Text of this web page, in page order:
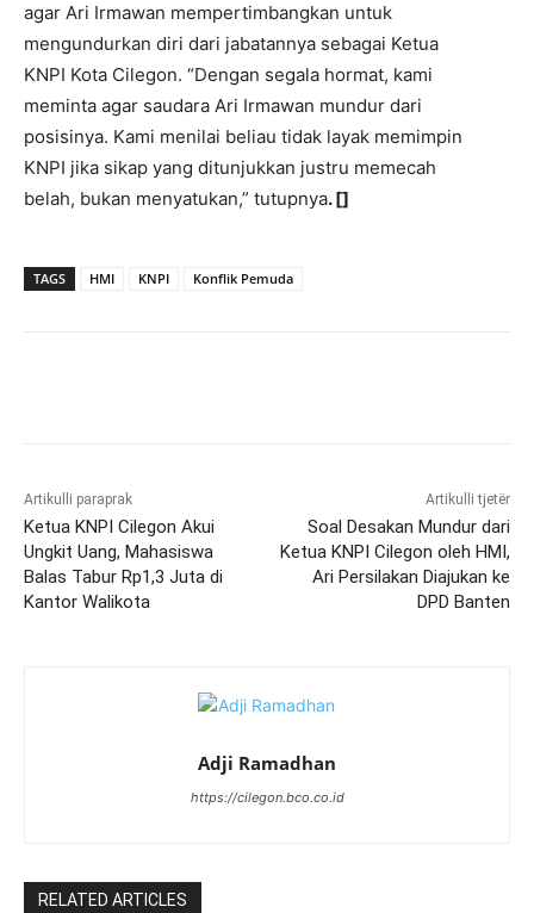
agar Ari Irmawan mempertimbangkan untuk
mengundurkan diri dari jabatannya sebagai Ketua
KNPI Kota Cilegon. “Dengan segala hormat, kami
meminta agar saudara Ari Irmawan mundur dari
posisinya. Kami menilai beliau tidak layak memimpin
KNPI jika sikap yang ditunjukkan justru memecah
belah, bukan menyatukan,” tutupnya. []
TAGS HMI KNPI Konflik Pemuda
Artikulli paraprak
Ketua KNPI Cilegon Akui
Ungkit Uang, Mahasiswa
Balas Tabur Rp1,3 Juta di
Kantor Walikota
Artikulli tjetër
Soal Desakan Mundur dari
Ketua KNPI Cilegon oleh HMI,
Ari Persilakan Diajukan ke
DPD Banten
Adji Ramadhan
https://cilegon.bco.co.id
RELATED ARTICLES